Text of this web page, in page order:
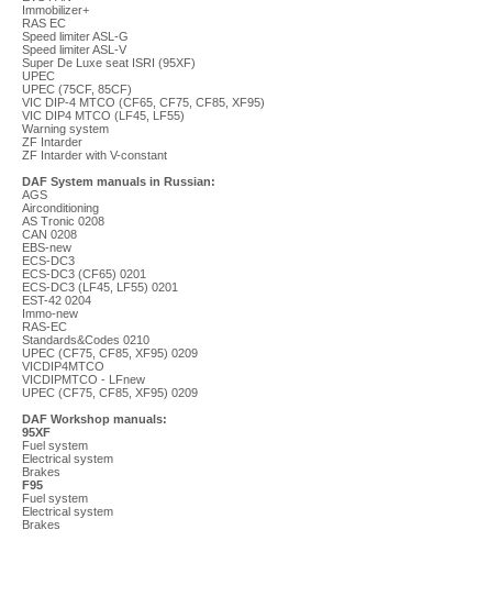
Immobilizer+
RAS EC
Speed limiter ASL-G
Speed limiter ASL-V
Super De Luxe seat ISRI (95XF)
UPEC
UPEC (75CF, 85CF)
VIC DIP-4 MTCO (CF65, CF75, CF85, XF95)
VIC DIP4 MTCO (LF45, LF55)
Warning system
ZF Intarder
ZF Intarder with V-constant
DAF System manuals in Russian:
AGS
Airconditioning
AS Tronic 0208
CAN 0208
EBS-new
ECS-DC3
ECS-DC3 (CF65) 0201
ECS-DC3 (LF45, LF55) 0201
EST-42 0204
Immo-new
RAS-EC
Standards&Codes 0210
UPEC (CF75, CF85, XF95) 0209
VICDIP4MTCO
VICDIPMTCO - LFnew
UPEC (CF75, CF85, XF95) 0209
DAF Workshop manuals:
95XF
Fuel system
Electrical system
Brakes
F95
Fuel system
Electrical system
Brakes